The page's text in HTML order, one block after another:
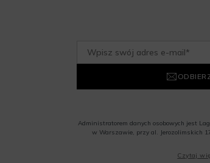
Administratorem danych osobowych jest
w Warszawie, przy al. Jerozolimskich
o.o. informacji handlowych, w tym
Czytaj